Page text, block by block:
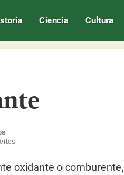
Ciencia Cultura
oxidante o comburente,